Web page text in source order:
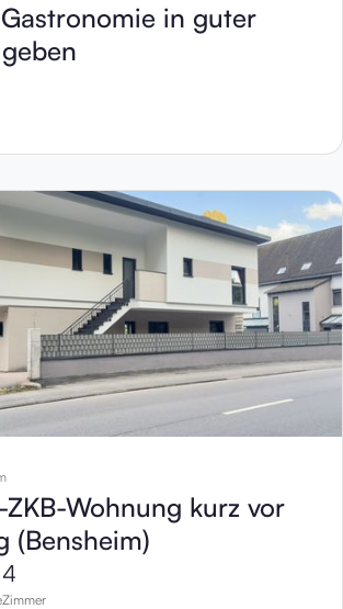
in guter
Wohnung kurz vor
(Bensheim)
4
Zimmer